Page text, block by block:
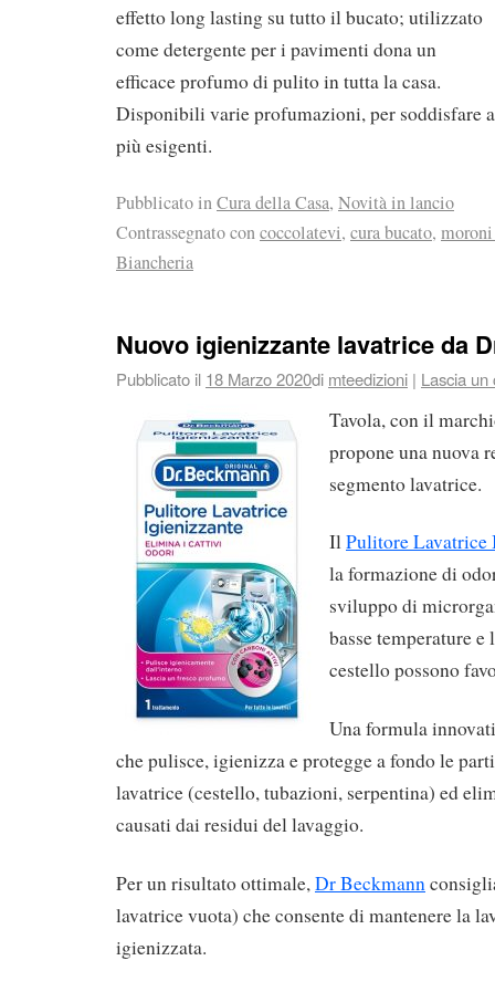
effetto long lasting su tutto il bucato; utilizzato
come detergente per i pavimenti dona un
efficace profumo di pulito in tutta la casa.
Disponibili varie profumazioni, per soddisfare
più esigenti.
Pubblicato inCura della Casa, Novità in lancio
Contrassegnato concoccolatevi, cura bucato,
Biancheria
Nuovo igienizzante lavatrice da
Pubblicato il 18 Marzo 2020di mteedizioni | Lascia un
Tavola, con il
propone una nuova
segmento lavatrice.
IlPulitore Lavatrice
la formazione di
sviluppo di
basse temperature
cestello possono
Una formula
che pulisce, igienizza e protegge a fondo le
lavatrice (cestello, tubazioni, serpentina) ed
causati dai residui del lavaggio.
Per un risultato ottimale,Dr Beckmann
lavatrice vuota) che consente di mantenere la
igienizzata.